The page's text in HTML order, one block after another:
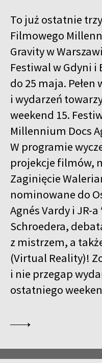
To już ostatnie
Filmowego
Gravity w
Festiwal w Gdyni i
do 25 maja.
i wydarzeń
weekend 15.
Millennium Docs
W programie
projekcje filmów,
Zaginięcie
nominowane do
Agnés Vardy i JR-
Schroedera,
z mistrzem, a
(Virtual Reality)!
i nie przegap
ostatniego